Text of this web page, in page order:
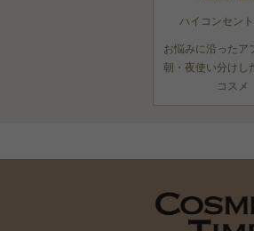
ハイコンセン
お悩みに沿ったア
朝・夜使い分けし
コスメ